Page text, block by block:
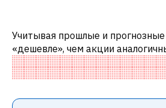
Учитывая прошлые и
«дешевле», чем акции
частности, акция компании
«дешевая» по EV/EBITDA и